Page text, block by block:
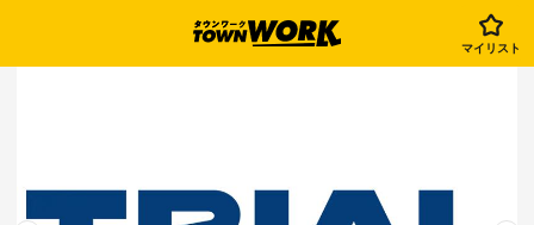
マイリスト